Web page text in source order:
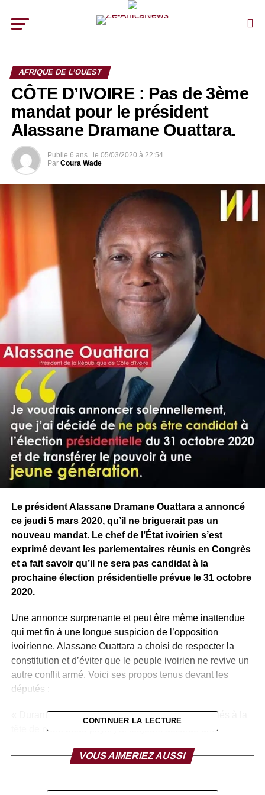
AFRIQUE DE L’OUEST
CÔTE D’IVOIRE : Pas de 3ème
mandat pour le président
Alassane Dramane Ouattara.
Publie 6 ans . le 05/03/2020 à 22:54
Par Coura Wade
Le président Alassane Dramane Ouattara a annoncé
ce jeudi 5 mars 2020, qu’il ne briguerait pas un
nouveau mandat. Le chef de l’État ivoirien s’est
exprimé devant les parlementaires réunis en Congrès
et a fait savoir qu’il ne sera pas candidat à la
prochaine élection présidentielle prévue le 31 octobre
2020.
Une annonce surprenante et peut être même inattendue
qui met fin à une longue suspicion de l’opposition
ivoirienne. Alassane Ouattara a choisi de respecter la
constitution et d’éviter que le peuple ivoirien ne revive un
autre conflit armé. Voici ses propos tenus devant les
députés :
« Durant les deux mandats que vous m’avez confiés à la
tête de notre beau pays, j’ai toujours accordé une
engagements. Dans le même esprit, j’avais à plusieurs
CONTINUER LA LECTURE
VOUS AIMERIEZ AUSSI